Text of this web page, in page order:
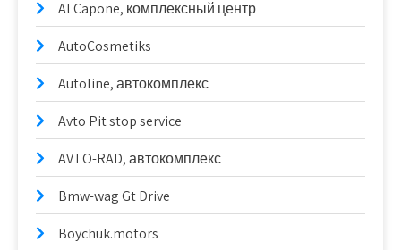
Al Capone, комплексный центр
AutoCosmetiks
Autoline, автокомплекс
Avto Pit stop service
AVTO-RAD, автокомплекс
Bmw-wag Gt Drive
Boychuk.motors